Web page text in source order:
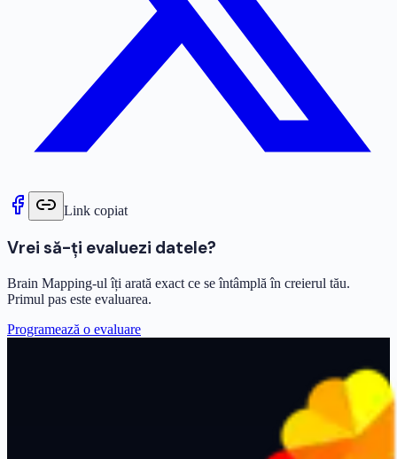
Link copiat
Vrei să-ți evaluezi datele?
Brain Mapping-ul îți arată exact ce se întâmplă în creierul tău.
Primul pas este evaluarea.
Programează o evaluare